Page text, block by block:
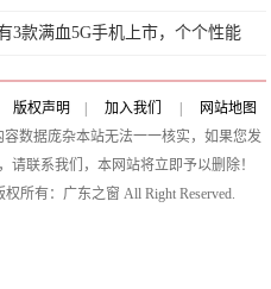
3款满血5G手机上市，个个性能
版权声明 加入我们
网站地图
数据庞杂本站无法一一核实，如果您发
联系我们，本网站将立即予以删除！
权所有：广东之窗 All Right Reserved.